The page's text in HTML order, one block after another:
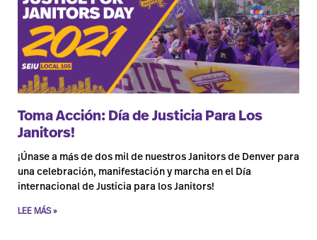
Toma Acción: Día de Justicia Para Los
Janitors!
¡Únase a más de dos mil de nuestros Janitors de Denver para
una celebración, manifestación y marcha en el Día
internacional de Justicia para los Janitors!
LEE MÁS »